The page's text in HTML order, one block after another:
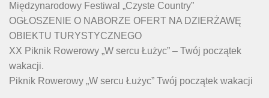
Międzynarodowy Festiwal „Czyste Country”
OGŁOSZENIE O NABORZE OFERT NA DZIERŻAWĘ
OBIEKTU TURYSTYCZNEGO
XX Piknik Rowerowy „W sercu Łużyc” – Twój początek
wakacji.
Piknik Rowerowy „W sercu Łużyc” Twój początek wakacji